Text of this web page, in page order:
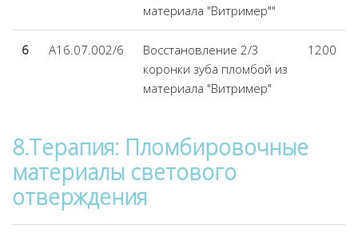
материала "Витример""
6 А16.07.002/6
Восстановление 2/3
коронки зуба пломбой из
материала "Витример"
1200
8.Терапия: Пломбировочные
материалы светового
отверждения